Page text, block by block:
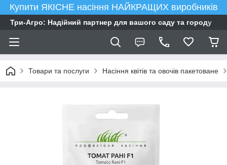
Купити ЯКІСНЕ насіння НАЙКРАЩИХ виробників
Три-Агро: Надійний партнер для вашого саду та городу
Товари та послуги Насіння квітів та овочів пакетоване